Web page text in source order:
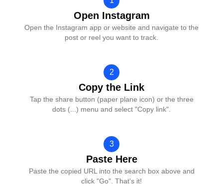
Open Instagram
Open the Instagram app or website and navigate to the
post or reel you want to track.
2
Copy the Link
Tap the share button (paper plane icon) or the three
dots (...) menu and select "Copy link".
3
Paste Here
Paste the copied URL into the search box above and
click "Go". That's it!